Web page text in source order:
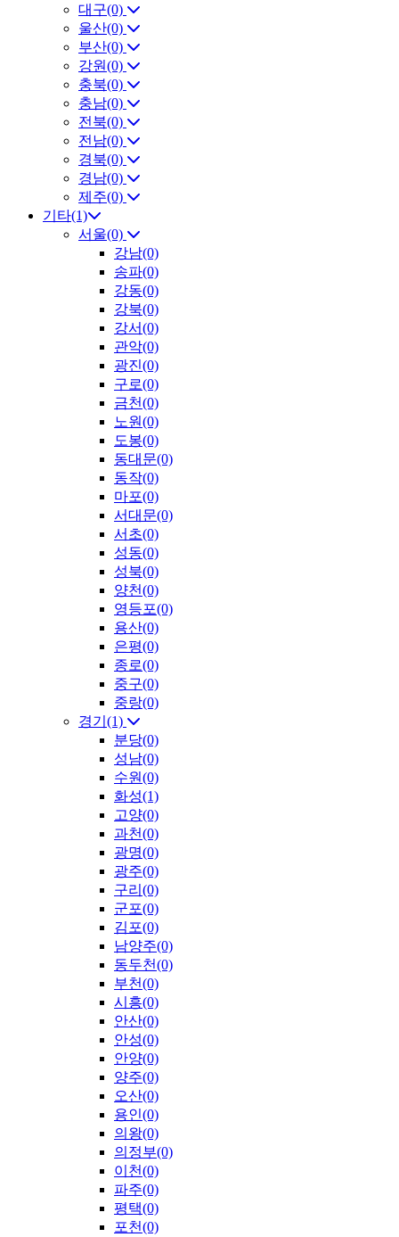
대구(0)
울산(0)
부산(0)
강원(0)
충북(0)
충남(0)
전북(0)
전남(0)
경북(0)
경남(0)
제주(0)
기타(1)
서울(0)
강남(0)
송파(0)
강동(0)
강북(0)
강서(0)
관악(0)
광진(0)
구로(0)
금천(0)
노원(0)
도봉(0)
동대문(0)
동작(0)
마포(0)
서대문(0)
서초(0)
성동(0)
성북(0)
양천(0)
영등포(0)
용산(0)
은평(0)
종로(0)
중구(0)
중랑(0)
경기(1)
분당(0)
성남(0)
수원(0)
화성(1)
고양(0)
과천(0)
광명(0)
광주(0)
구리(0)
군포(0)
김포(0)
남양주(0)
동두천(0)
부천(0)
시흥(0)
안산(0)
안성(0)
안양(0)
양주(0)
오산(0)
용인(0)
의왕(0)
의정부(0)
이천(0)
파주(0)
평택(0)
포천(0)